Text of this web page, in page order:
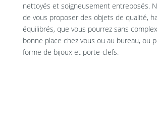
nettoyés et soigneusement entreposés.
de vous proposer des objets de qualité,
équilibrés, que vous pourrez sans
bonne place chez vous ou au bureau, ou
forme de bijoux et porte-clefs.